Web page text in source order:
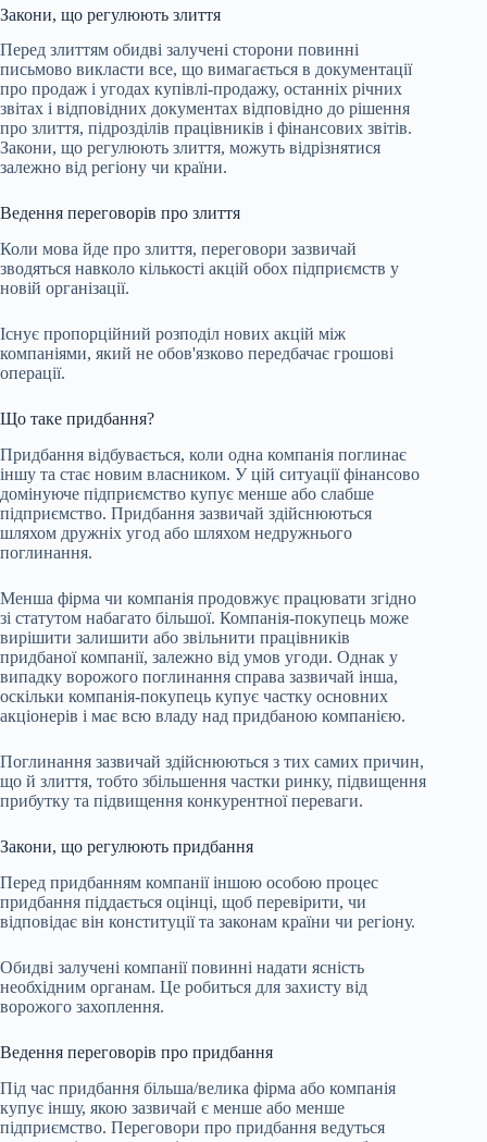
Закони, що регулюють злиття
Перед злиттям обидві залучені сторони повинні
письмово викласти все, що вимагається в документації
про продаж і угодах купівлі-продажу, останніх річних
звітах і відповідних документах відповідно до рішення
про злиття, підрозділів працівників і фінансових звітів.
Закони, що регулюють злиття, можуть відрізнятися
залежно від регіону чи країни.
Ведення переговорів про злиття
Коли мова йде про злиття, переговори зазвичай
зводяться навколо кількості акцій обох підприємств у
новій організації.
Існує пропорційний розподіл нових акцій між
компаніями, який не обов'язково передбачає грошові
операції.
Що таке придбання?
Придбання відбувається, коли одна компанія поглинає
іншу та стає новим власником. У цій ситуації фінансово
домінуюче підприємство купує менше або слабше
підприємство. Придбання зазвичай здійснюються
шляхом дружніх угод або шляхом недружнього
поглинання.
Менша фірма чи компанія продовжує працювати згідно
зі статутом набагато більшої. Компанія-покупець може
вирішити залишити або звільнити працівників
придбаної компанії, залежно від умов угоди. Однак у
випадку ворожого поглинання справа зазвичай інша,
оскільки компанія-покупець купує частку основних
акціонерів і має всю владу над придбаною компанією.
Поглинання зазвичай здійснюються з тих самих причин,
що й злиття, тобто збільшення частки ринку, підвищення
прибутку та підвищення конкурентної переваги.
Закони, що регулюють придбання
Перед придбанням компанії іншою особою процес
придбання піддається оцінці, щоб перевірити, чи
відповідає він конституції та законам країни чи регіону.
Обидві залучені компанії повинні надати ясність
необхідним органам. Це робиться для захисту від
ворожого захоплення.
Ведення переговорів про придбання
Під час придбання більша/велика фірма або компанія
купує іншу, якою зазвичай є менше або менше
підприємство. Переговори про придбання ведуться